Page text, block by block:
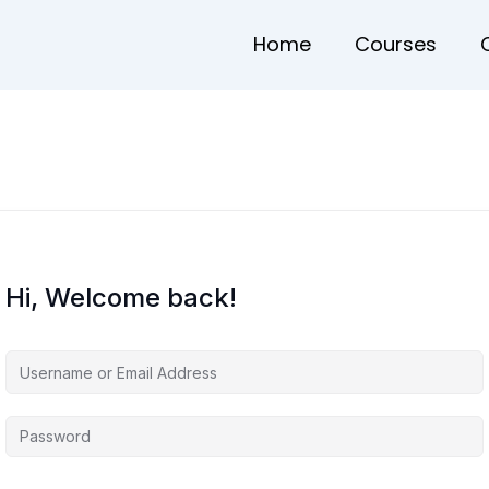
Home Courses
Hi, Welcome back!